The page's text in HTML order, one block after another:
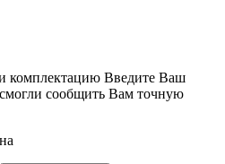
комплектацию Введите Ваш
сообщить Вам точную